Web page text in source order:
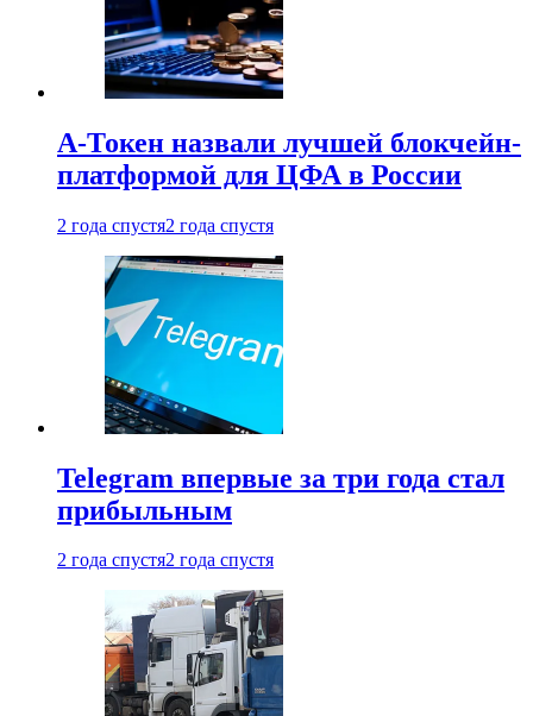
А-Токен назвали лучшей блокчейн-
платформой для ЦФА в России
2 года спустя2 года спустя
Telegram впервые за три года стал
прибыльным
2 года спустя2 года спустя